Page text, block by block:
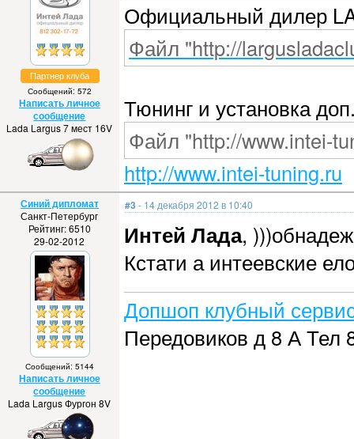
Партнер клуба
Сообщений: 572
Написать личное
сообщение
Lada Largus 7 мест 16V
Официальный дилер
Файл "http://
Тюнинг и установка
Файл "http://www.intei-
http://www.intei-tuning.ru
Синий дипломат
Санкт-Петербург
Рейтинг: 6510
29-02-2012
Сообщений: 5144
Написать личное
сообщение
Lada Largus Фургон 8V
#3 - 14 декабря 2012 в 10:40
Интей Лада,
Кстати а интеевские
Допшоп клубный
Передовиков д 8 А Тел